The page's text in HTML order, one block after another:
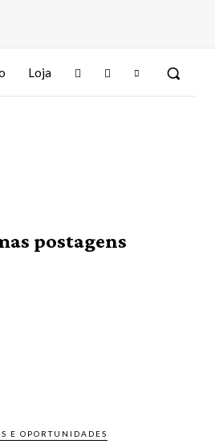
Loja
postagens
E OPORTUNIDADES